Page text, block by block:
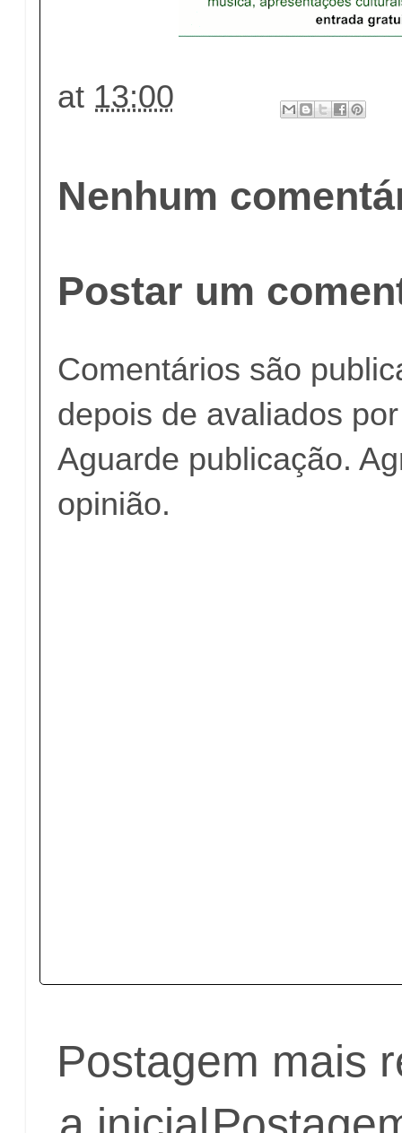
at 13:00
Nenhum
Postar um
Comentários são
depois de avaliados
Aguarde publicação.
opinião.
Postagem mais